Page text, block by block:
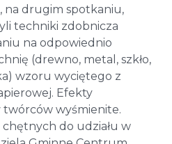
na drugim spotkaniu,
techniki zdobnicza
na odpowiednio
(drewno, metal, szkło,
wzoru wyciętego z
Efekty
wyśmienite.
chętnych do udziału w